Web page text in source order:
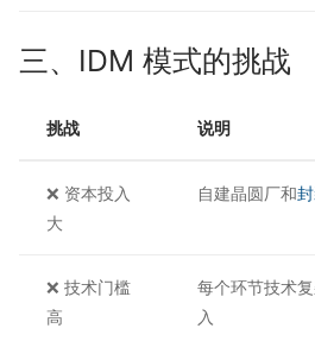
三、IDM 模式的挑战
挑战 说明
❌ 资本投入
大
自建晶圆厂和
❌ 技术门槛
高
每个环节技术
入